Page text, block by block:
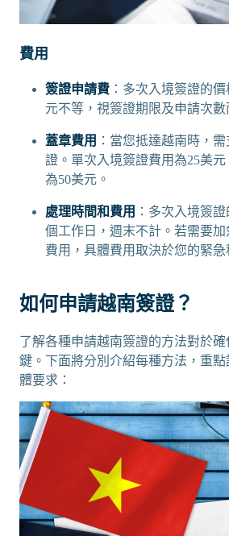
費用
簽證申請費 ：多次入境簽證的
元不等，視簽證期限及申請次數
蓋章費用 ：當您抵達越南時，
證。單次入境簽證費用為25美
為50美元。
處理時間和費用 ：多次入境簽
個工作日，週末不計。若需要
費用，具體費用取決於您的緊急
如何申請越南簽證？
了解各種申請越南簽證的方法對於
鍵。下面將分別介紹每種方法，重
體要求：